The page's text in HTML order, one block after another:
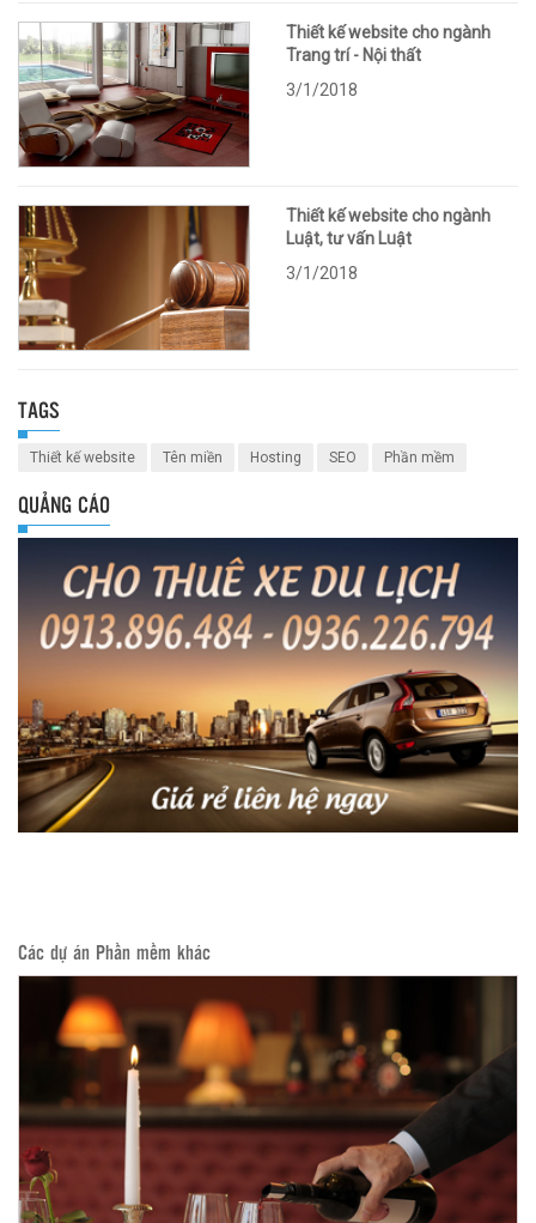
Thiết kế website cho ngành
Trang trí - Nội thất
3/1/2018
Thiết kế website cho ngành
Luật, tư vấn Luật
3/1/2018
TAGS
Thiết kế website Tên miền Hosting SEO Phần mềm
QUẢNG CÁO
Các dự án Phần mềm khác